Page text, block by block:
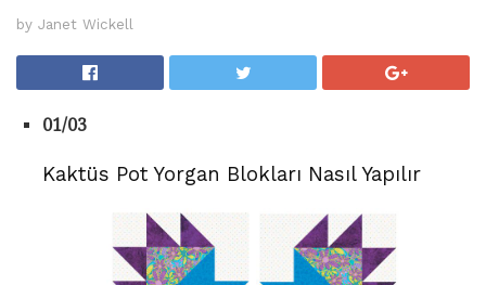
by Janet Wickell
01/03
Kaktüs Pot Yorgan Blokları Nasıl Yapılır